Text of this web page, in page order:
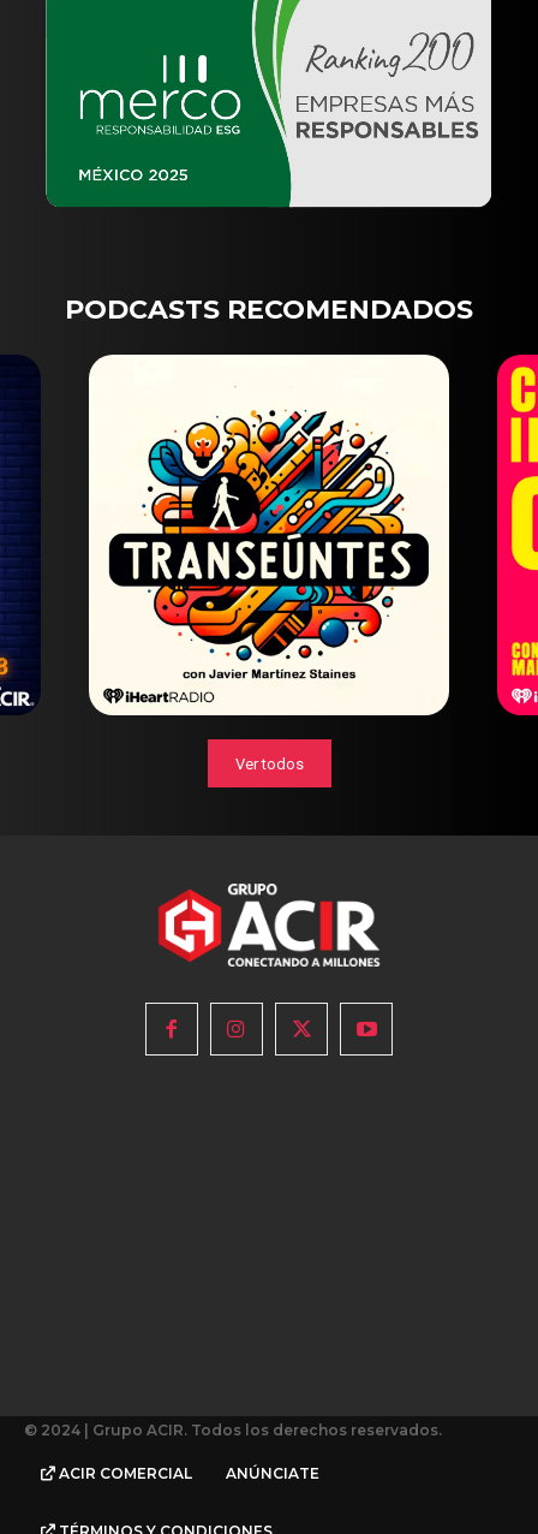
PODCASTS RECOMENDADOS
Ver todos
© 2024 | Grupo ACIR. Todos los derechos reservados.
ACIR COMERCIAL ANÚNCIATE